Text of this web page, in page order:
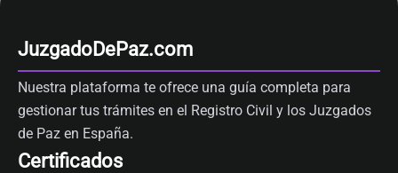
JuzgadoDePaz.com
Nuestra plataforma te ofrece una guía completa para
gestionar tus trámites en el Registro Civil y los Juzgados
de Paz en España.
Certificados